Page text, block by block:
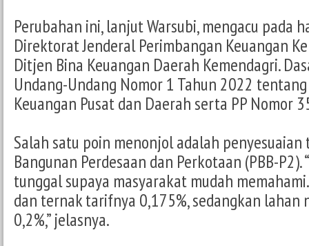
Perubahan ini, lanjut Warsubi, mengacu pada
Direktorat Jenderal Perimbangan Keuangan
Ditjen Bina Keuangan Daerah Kemendagri.
Undang-Undang Nomor 1 Tahun 2022
Keuangan Pusat dan Daerah serta PP Nomor
Salah satu poin menonjol adalah penyesuaian
Bangunan Perdesaan dan Perkotaan (PBB-
tunggal supaya masyarakat mudah
dan ternak tarifnya 0,175%, sedangkan lahan
0,2%,” jelasnya.